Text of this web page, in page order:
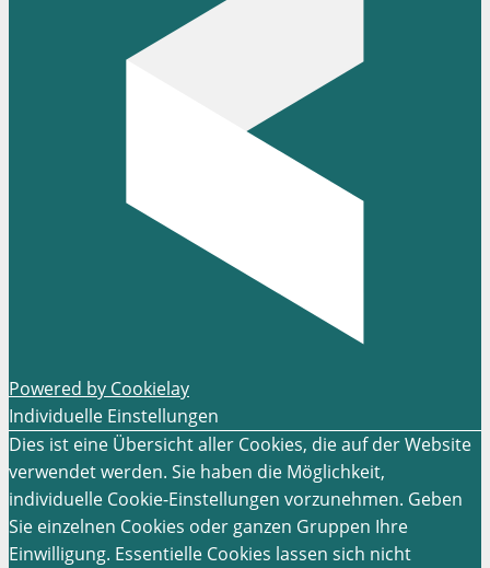
Powered by Cookielay
Individuelle Einstellungen
Dies ist eine Übersicht aller Cookies, die auf der Website
verwendet werden. Sie haben die Möglichkeit,
individuelle Cookie-Einstellungen vorzunehmen. Geben
Sie einzelnen Cookies oder ganzen Gruppen Ihre
Einwilligung. Essentielle Cookies lassen sich nicht